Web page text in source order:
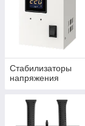
Стабилизаторы
напряжения